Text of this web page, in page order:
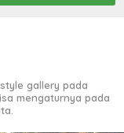
gallery pada
mengaturnya pada